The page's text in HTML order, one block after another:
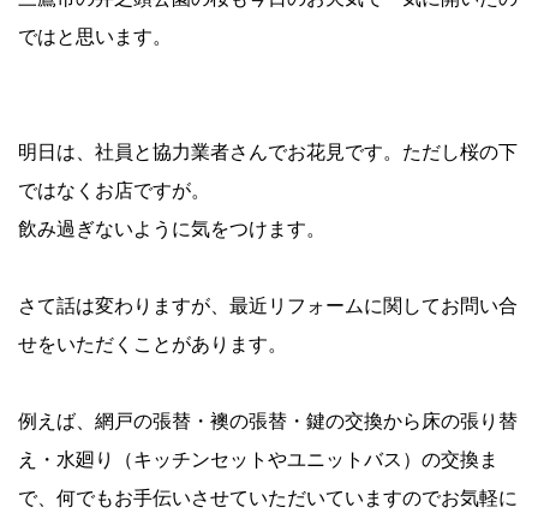
ではと思います。
明日は、社員と協力業者さんでお花見です。ただし桜の下
ではなくお店ですが。
飲み過ぎないように気をつけます。
さて話は変わりますが、最近リフォームに関してお問い合
せをいただくことがあります。
例えば、網戸の張替・襖の張替・鍵の交換から床の張り替
え・水廻り（キッチンセットやユニットバス）の交換ま
で、何でもお手伝いさせていただいていますのでお気軽に